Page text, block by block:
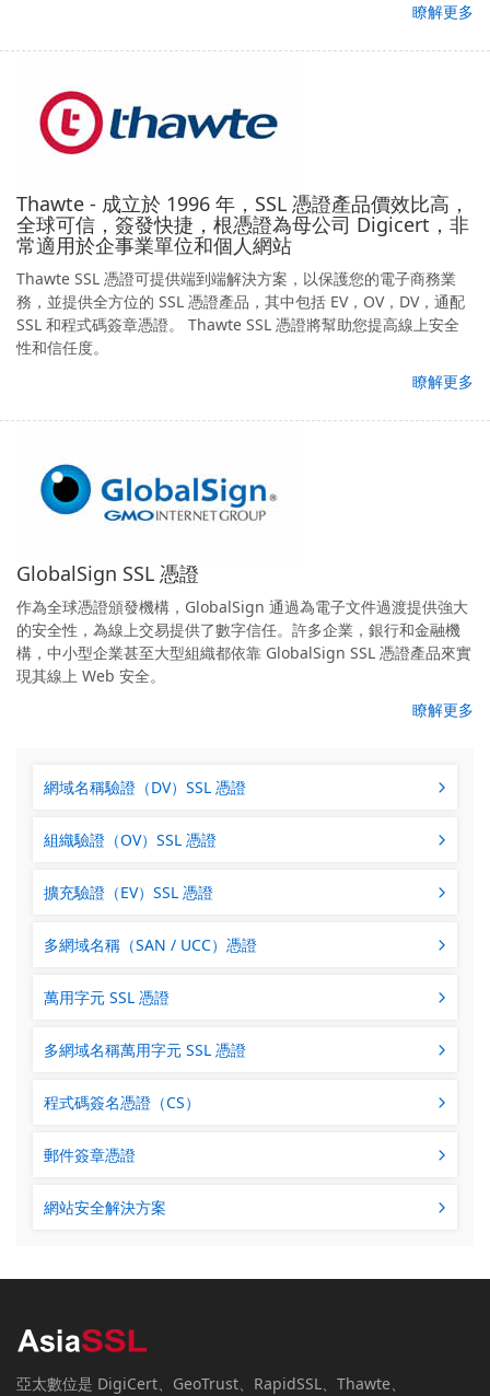
瞭解更多
Thawte - 成立於 1996 年，SSL 憑證產品價效比高，
全球可信，簽發快捷，根憑證為母公司 Digicert，非
常適用於企事業單位和個人網站
Thawte SSL 憑證可提供端到端解決方案，以保護您的電子商務業
務，並提供全方位的 SSL 憑證產品，其中包括 EV，OV，DV，通配
SSL 和程式碼簽章憑證。 Thawte SSL 憑證將幫助您提高線上安全
性和信任度。
瞭解更多
GlobalSign SSL 憑證
作為全球憑證頒發機構，GlobalSign 通過為電子文件過渡提供強大
的安全性，為線上交易提供了數字信任。許多企業，銀行和金融機
構，中小型企業甚至大型組織都依靠 GlobalSign SSL 憑證產品來實
現其線上 Web 安全。
瞭解更多
網域名稱驗證（DV）SSL 憑證
組織驗證（OV）SSL 憑證
擴充驗證（EV）SSL 憑證
多網域名稱（SAN / UCC）憑證
萬用字元 SSL 憑證
多網域名稱萬用字元 SSL 憑證
程式碼簽名憑證（CS）
郵件簽章憑證
網站安全解決方案
亞太數位是 DigiCert、GeoTrust、RapidSSL、Thawte、